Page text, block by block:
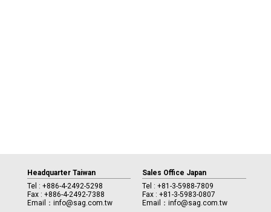
Headquarter Taiwan
Tel : +886-4-2492-5298
Fax : +886-4-2492-7388
Email： info@sag.com.tw
Sales Office Japan
Tel :+81-3-5988-7809
Fax : +81-3-5983-0807
Email：info@sag.com.tw